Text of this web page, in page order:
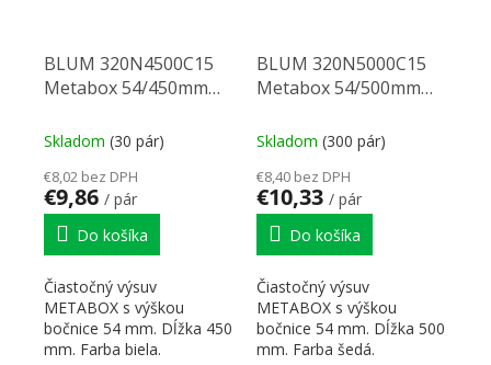
BLUM 320N4500C15
Metabox 54/450mm
Skladom (30 pár)
€8,02 bez DPH
€9,86 / pár
Do košíka
Čiastočný výsuv
METABOX s výškou
bočnice 54 mm. Dĺžka 450
mm. Farba biela.
BLUM 320N5000C15
Metabox 54/500mm
Skladom (300 pár)
€8,40 bez DPH
€10,33 / pár
Do košíka
Čiastočný výsuv
METABOX s výškou
bočnice 54 mm. Dĺžka 500
mm. Farba šedá.